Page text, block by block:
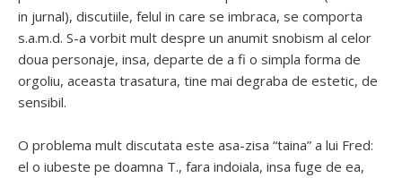
in jurnal), discutiile, felul in care se imbraca, se comporta
s.a.m.d. S-a vorbit mult despre un anumit snobism al celor
doua personaje, insa, departe de a fi o simpla forma de
orgoliu, aceasta trasatura, tine mai degraba de estetic, de
sensibil.
O problema mult discutata este asa-zisa “taina” a lui Fred:
el o iubeste pe doamna T., fara indoiala, insa fuge de ea,